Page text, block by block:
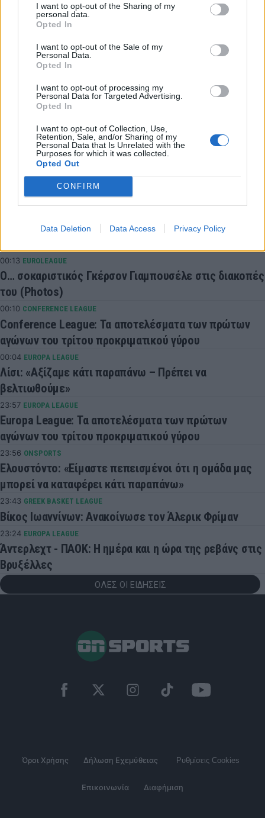
I want to opt-out of the Sharing of my
personal data.
Opted In
I want to opt-out of the Sale of my
Personal Data.
Opted In
I want to opt-out of processing my
Personal Data for Targeted Advertising.
Opted In
I want to opt-out of Collection, Use,
Retention, Sale, and/or Sharing of my
Personal Data that Is Unrelated with the
Purposes for which it was collected.
Opted Out
CONFIRM
Data Deletion Data Access Privacy Policy
LATEST NEWS
OPINION
Το εύκολο θα ήταν η σκοπιμότητα, άνετες προκρίσεις
και μετά άλλη μια τέταρτη θέση
ΠΟΔΟΣΦΑΙΡΟ
SUPER LEAGUE 2
Στην ΑΕΛ ο Ανδρέας Μακρής
ΠΟΔΟΣΦΑΙΡΟ
Νότια Κορέα: Ερευνα της αστυνομίας για την
πρόσληψη του Χονγκ Μιουνγκ Μπo
Βαθμολογία UEFA: «Πληγώθηκε» η Ελλάδα,
00:13 EUROLEAGUE
Ο… σοκαριστικός Γκέρσον Γιαμπουσέλε στις διακοπές
του (Photos)
00:10 CONFERENCE LEAGUE
Conference League: Τα αποτελέσματα των πρώτων
αγώνων του τρίτου προκριματικού γύρου
00:04 EUROPA LEAGUE
Λίσι: «Αξίζαμε κάτι παραπάνω – Πρέπει να
βελτιωθούμε»
23:57 EUROPA LEAGUE
Europa League: Τα αποτελέσματα των πρώτων
αγώνων του τρίτου προκριματικού γύρου
23:56 ONSPORTS
Ελουστόντο: «Είμαστε πεπεισμένοι ότι η ομάδα μας
μπορεί να καταφέρει κάτι παραπάνω»
23:43 GREEK BASKET LEAGUE
Βίκος Ιωαννίνων: Ανακοίνωσε τον Άλερικ Φρίμαν
23:24 EUROPA LEAGUE
Άντερλεχτ - ΠΑΟΚ: Η ημέρα και η ώρα της ρεβάνς στις
Βρυξέλλες
ΟΛΕΣ ΟΙ ΕΙΔΗΣΕΙΣ
Όροι Χρήσης Δήλωση Εχεμύθειας Ρυθμίσεις Cookies
Επικοινωνία Διαφήμιση